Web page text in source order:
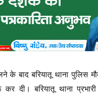
के बाद बरियातू थाना पुलिस
दी। बरियातू थाना